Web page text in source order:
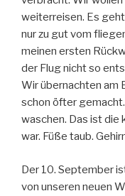
weiterreisen. Es geht
nur zu gut vom
meinen ersten
der Flug nicht so
Wir übernachten am
schon öfter
waschen. Das ist die
war. Füße taub.
Der 10. September
von unseren neuen